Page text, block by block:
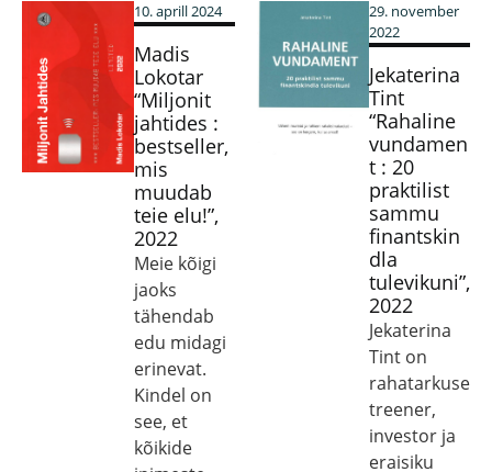
10. aprill 2024
Madis
Lokotar
“Miljonit
jahtides :
bestseller,
mis
muudab
teie elu!”,
2022
Meie kõigi
jaoks
tähendab
edu midagi
erinevat.
Kindel on
see, et
kõikide
29. november
2022
Jekaterina
Tint
“Rahaline
vundamen
t : 20
praktilist
sammu
finantskin
dla
tulevikuni”,
2022
Jekaterina
Tint on
rahatarkuse
treener,
investor ja
eraisiku